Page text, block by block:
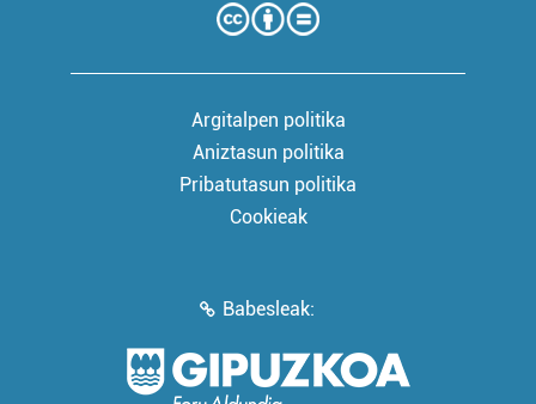
Argitalpen politika
Aniztasun politika
Pribatutasun politika
Cookieak
Babesleak: